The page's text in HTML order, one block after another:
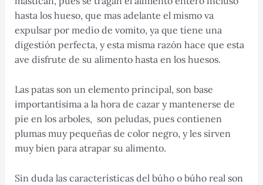
hasta los hueso, que mas adelante el mismo va
expulsar por medio de vomito, ya que tiene una
digestión perfecta, y esta misma razón hace que esta
ave disfrute de su alimento hasta en los huesos.
Las patas son un elemento principal, son base
importantísima a la hora de cazar y mantenerse de
pie en los arboles, son peludas, pues contienen
plumas muy pequeñas de color negro, y les sirven
muy bien para atrapar su alimento.
Sin duda las características del búho o búho real son